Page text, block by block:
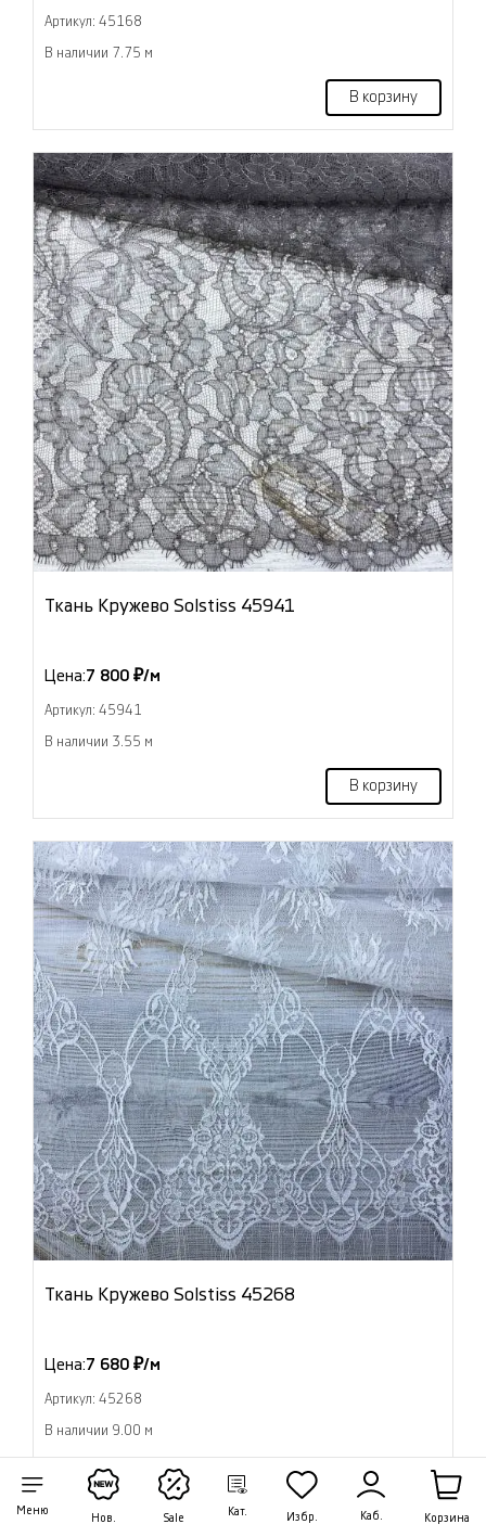
Меню
Нов. Sale
Кат. Избр. Каб. Корзина
Артикул: 45168
В наличии 7.75 м
В корзину
Ткань Кружево Solstiss 45941
Цена:7 800 ₽/м
Артикул: 45941
В наличии 3.55 м
В корзину
Ткань Кружево Solstiss 45268
Цена:7 680 ₽/м
Артикул: 45268
В наличии 9.00 м
В корзину